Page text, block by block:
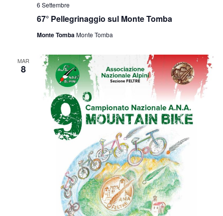
67° Pellegrinaggio sul Monte Tomba
6 Settembre
Monte TombaMonte Tomba
MAR
8